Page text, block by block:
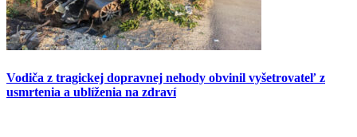
Vodiča z tragickej dopravnej nehody obvinil vyšetrovateľ z
usmrtenia a ublíženia na zdraví